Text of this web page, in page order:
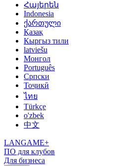
Հայերեն
Indonesia
ქართული
Қазақ
Кыргыз тили
latviešu
Монгол
Português
Српски
Тоҷикӣ
ไทย
Türkçe
o'zbek
中文
LANGAME+
ПО для клубов
Для бизнеса